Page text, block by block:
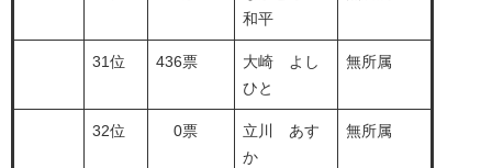
和平
31位 436票
大崎 よし
ひと
無所属
32位 0票
立川 あす
か
無所属